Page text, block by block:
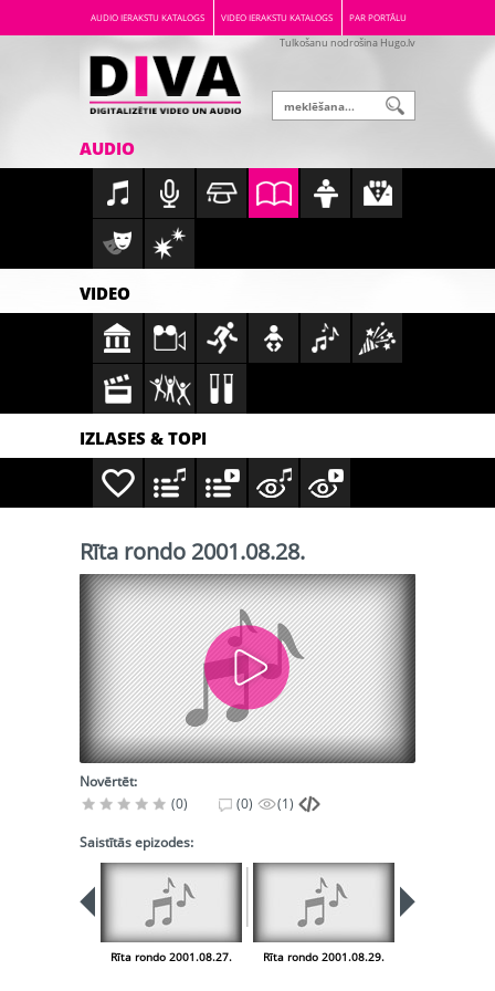
AUDIO IERAKSTU KATALOGS VIDEO IERAKSTU KATALOGS PAR PORTĀLU
Tulkošanu nodrošina Hugo.lv
AUDIO
VIDEO
IZLASES & TOPI
Rīta rondo 2001.08.28.
Novērtēt:
(0)
(0) (1)
Saistītās epizodes:
Rīta rondo 2001.08.27. Rīta rondo 2001.08.29.